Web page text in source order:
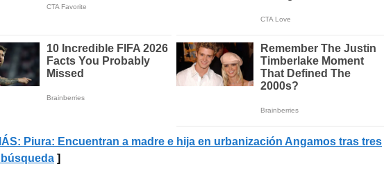
Piura: Encuentran a madre e hija en urbanización Angamos tras tres